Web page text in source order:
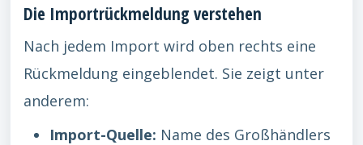
Die Importrückmeldung verstehen
Nach jedem Import wird oben rechts eine
Rückmeldung eingeblendet. Sie zeigt unter
anderem:
Import-Quelle: Name des Großhändlers